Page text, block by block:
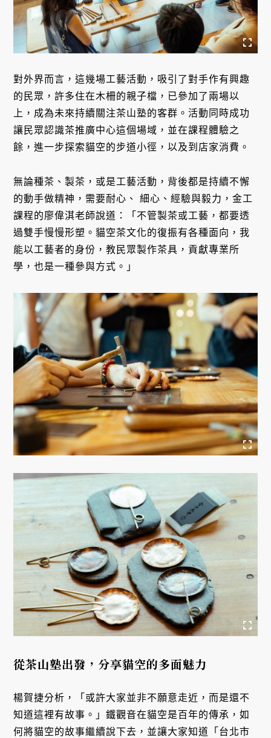
對外界而言，這幾場工藝活動，吸引了對手作有興趣
的民眾，許多住在木柵的親子檔，已參加了兩場以
上，成為未來持續關注茶山塾的客群。活動同時成功
讓民眾認識茶推廣中心這個場域，並在課程體驗之
餘，進一步探索貓空的步道小徑，以及到店家消費。
無論種茶、製茶，或是工藝活動，背後都是持續不懈
的動手做精神，需要耐心、 細心、經驗與毅力，金工
課程的廖偉淇老師說道：「不管製茶或工藝，都要透
過雙手慢慢形塑。貓空茶文化的復振有各種面向，我
能以工藝者的身份，教民眾製作茶具，貢獻專業所
學，也是一種參與方式。」
從茶山塾出發，分享貓空的多面魅力
楊賀捷分析，「或許大家並非不願意走近，而是還不
知道這裡有故事。」鐵觀音在貓空是百年的傳承，如
何將貓空的故事繼續說下去，並讓大家知道「台北市